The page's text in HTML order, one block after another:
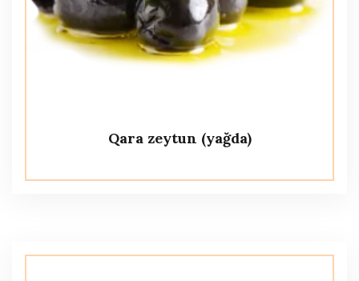
Qara zeytun (yağda)